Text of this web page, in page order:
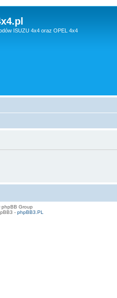
ISUZU 4x4 oraz OPEL 4x4
Group
- phpBB3.PL